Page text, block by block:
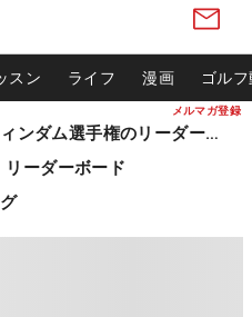
メルマガ登録
スン ライフ 漫画 ゴル
松山英樹ら出場 ウィンダム選手権のリーダーボード
ーダーボード